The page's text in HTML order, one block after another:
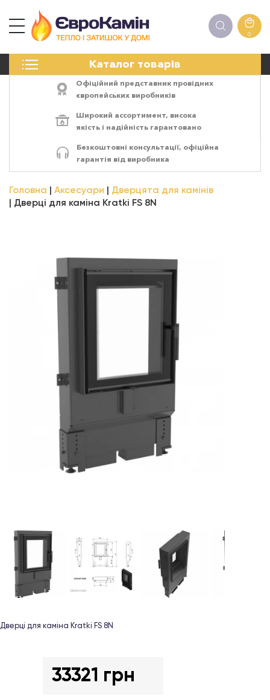
0
Каталог товарів
ПЕЧІ
ЕЛЕКТРОКАМІНИ
АКСЕСУАРИ
Офіційний представник провідних
європейських виробників
Широкий ассортимент, висока
якість і надійність гарантовано
Безкоштовні консультації, офіційна
гарантія від виробника
Головна Аксесуари
Дверцята для камінів
Дверці для каміна Kratki FS 8N
Дверці для каміна Kratki FS 8N
33321 грн